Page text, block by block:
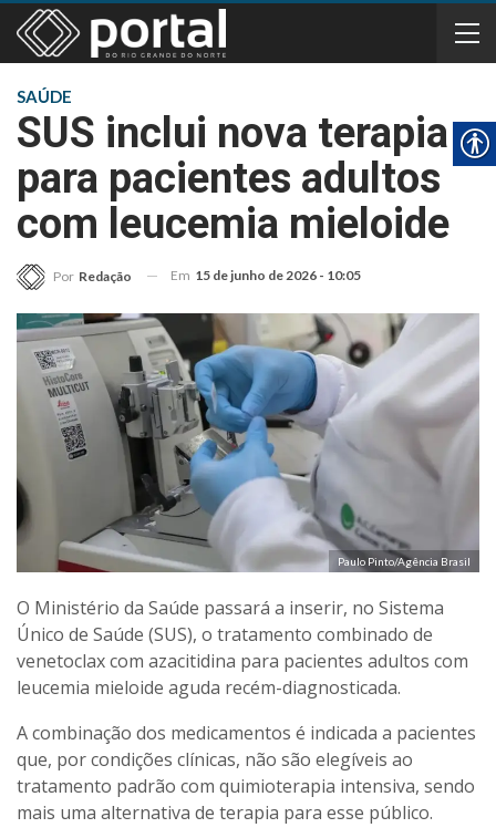
SAÚDE
SUS inclui nova terapia
para pacientes adultos
com leucemia mieloide
Por Redação Em 15 de junho de 2026 - 10:05
Paulo Pinto/Agência Brasil
O Ministério da Saúde passará a inserir, no Sistema
Único de Saúde (SUS), o tratamento combinado de
venetoclax com azacitidina para pacientes adultos com
leucemia mieloide aguda recém-diagnosticada.
A combinação dos medicamentos é indicada a pacientes
que, por condições clínicas, não são elegíveis ao
tratamento padrão com quimioterapia intensiva, sendo
mais uma alternativa de terapia para esse público.